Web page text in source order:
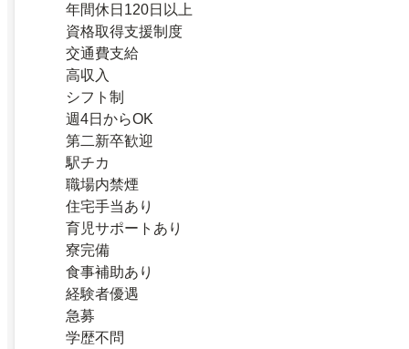
年間休日120日以上
資格取得支援制度
交通費支給
高収入
シフト制
週4日からOK
第二新卒歓迎
駅チカ
職場内禁煙
住宅手当あり
育児サポートあり
寮完備
食事補助あり
経験者優遇
急募
学歴不問